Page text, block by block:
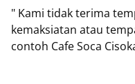
" Kami tidak terima
kemaksiatan atau
contoh Cafe Soca